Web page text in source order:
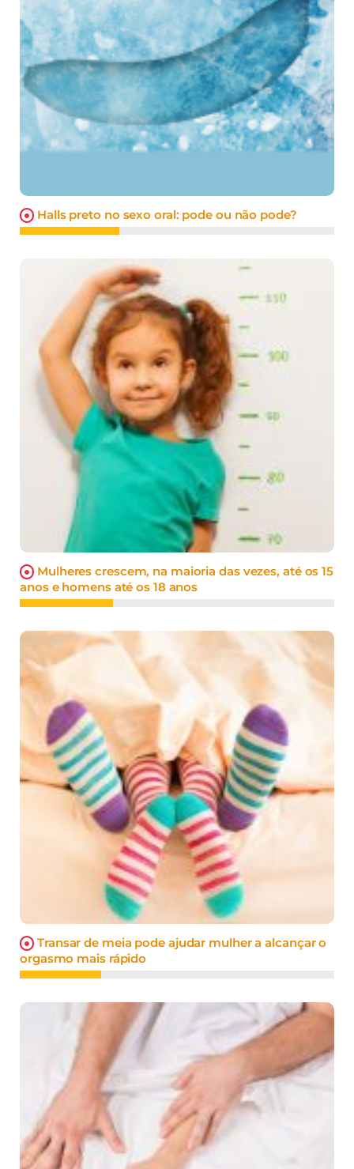
Halls preto no sexo oral: pode ou não pode?
Mulheres crescem, na maioria das vezes, até os 15
anos e homens até os 18 anos
Transar de meia pode ajudar mulher a alcançar o
orgasmo mais rápido